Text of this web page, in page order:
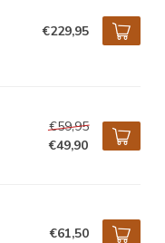
€229,95
€59,95
€49,90
€61,50